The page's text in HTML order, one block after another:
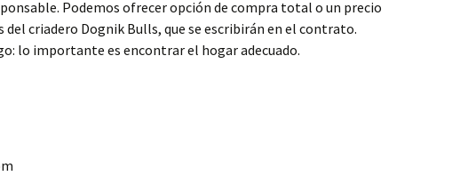
Podemos ofrecer opción de compra total o un precio
del criadero Dognik Bulls, que se escribirán en el contrato.
lo importante es encontrar el hogar adecuado.